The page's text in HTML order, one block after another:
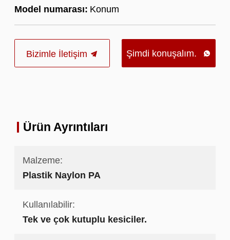
Model numarası: Konum
Bizimle İletişim Şimdi konuşalım. 
Ürün Ayrıntıları
Malzeme:
Plastik Naylon PA
Kullanılabilir:
Tek ve çok kutuplu kesiciler.